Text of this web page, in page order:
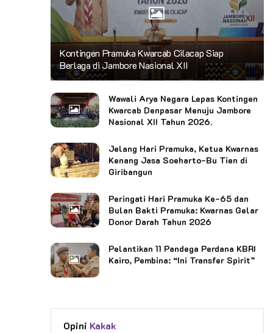
Kontingen Pramuka Kwarcab Cilacap Siap
Berlaga di Jambore Nasional XII
Wawali Arya Negara Lepas Kontingen
Kwarcab Denpasar Menuju Jambore
Nasional XII Tahun 2026.
Jelang Hari Pramuka, Ketua Kwarnas
Kenang Jasa Soeharto-Bu Tien di
Giribangun
Peringati Hari Pramuka Ke-65 dan
Bulan Bakti Pramuka: Kwarnas Gelar
Donor Darah Tahun 2026
Pelantikan 11 Pandega Perdana KBRI
Kairo, Pembina: “Ini Transfer Spirit”
Opini Kakak